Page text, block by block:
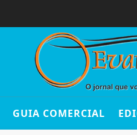
GUIA COMERCIAL